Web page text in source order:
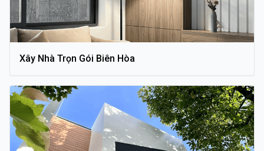
Xây Nhà Trọn Gói Biên Hòa